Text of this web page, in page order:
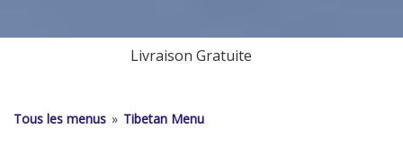
Livraison Gratuite
Tous les menus » Tibetan Menu